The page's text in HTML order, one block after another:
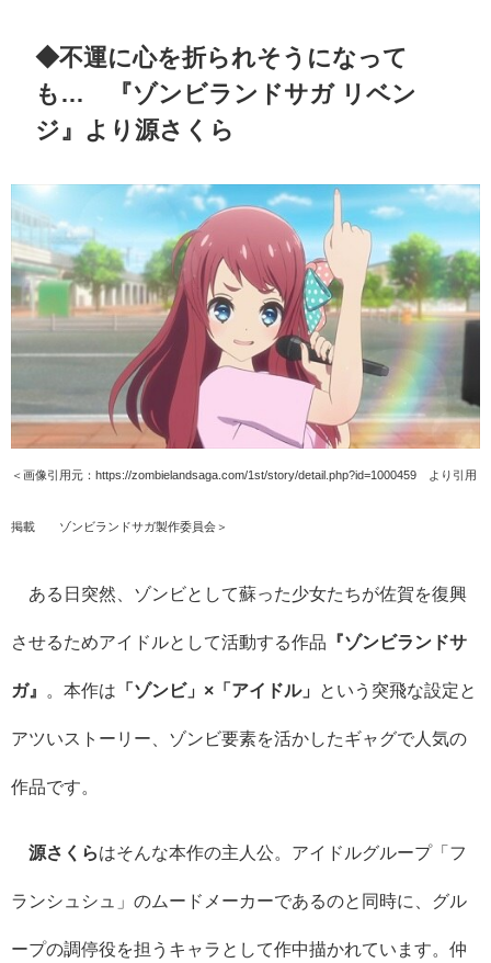
◆不運に心を折られそうになって
も… 『ゾンビランドサガ リベン
ジ』より源さくら
＜画像引用元：https://zombielandsaga.com/1st/story/detail.php?id=1000459 より引用
掲載 ©ゾンビランドサガ製作委員会＞
ある日突然、ゾンビとして蘇った少女たちが佐賀を復興
させるためアイドルとして活動する作品 『ゾンビランドサ
ガ』 。本作は 「ゾンビ」×「アイドル」 という突飛な設定と
アツいストーリー、ゾンビ要素を活かしたギャグで人気の
作品です。
源さくらはそんな本作の主人公。アイドルグループ「フ
ランシュシュ」のムードメーカーであるのと同時に、グル
ープの調停役を担うキャラとして作中描かれています。仲